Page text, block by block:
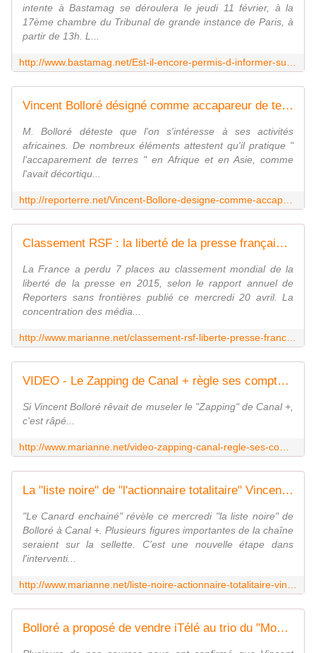
intente à Bastamag se déroulera le jeudi 11 février, à la
17ème chambre du Tribunal de grande instance de Paris, à
partir de 13h. L...
Vincent Bolloré désigné comme accapareur de terres et censeur d'internet au Palais de justice de Paris
M. Bolloré déteste que l'on s'intéresse à ses activités
africaines. De nombreux éléments attestent qu'il pratique "
l'accaparement de terres " en Afrique et en Asie, comme
l'avait décortiqu...
Classement RSF : la liberté de la presse française bafouée par les "intérêts" de ses patrons
La France a perdu 7 places au classement mondial de la
liberté de la presse en 2015, selon le rapport annuel de
Reporters sans frontières publié ce mercredi 20 avril. La
concentration des média...
VIDEO - Le Zapping de Canal + règle ses comptes avec son "actionnaire totalitaire", Vincent Bolloré
Si Vincent Bolloré rêvait de museler le "Zapping" de Canal +,
c'est râpé...
La "liste noire" de "l'actionnaire totalitaire" Vincent Bolloré à Canal +
"Le Canard enchainé" révèle ce mercredi "la liste noire" de
Bolloré à Canal +. Plusieurs figures importantes de la chaîne
seraient sur la sellette. C'est une nouvelle étape dans
l'interventi...
Bolloré a proposé de vendre iTélé au trio du "Monde" Bergé-Niel-Pigasse